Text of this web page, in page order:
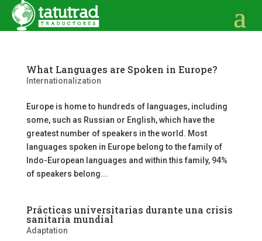
What Languages are Spoken in Europe?
Internationalization
Europe is home to hundreds of languages, including
some, such as Russian or English, which have the
greatest number of speakers in the world. Most
languages spoken in Europe belong to the family of
Indo-European languages and within this family, 94%
of speakers belong...
Prácticas universitarias durante una crisis
sanitaria mundial
Adaptation